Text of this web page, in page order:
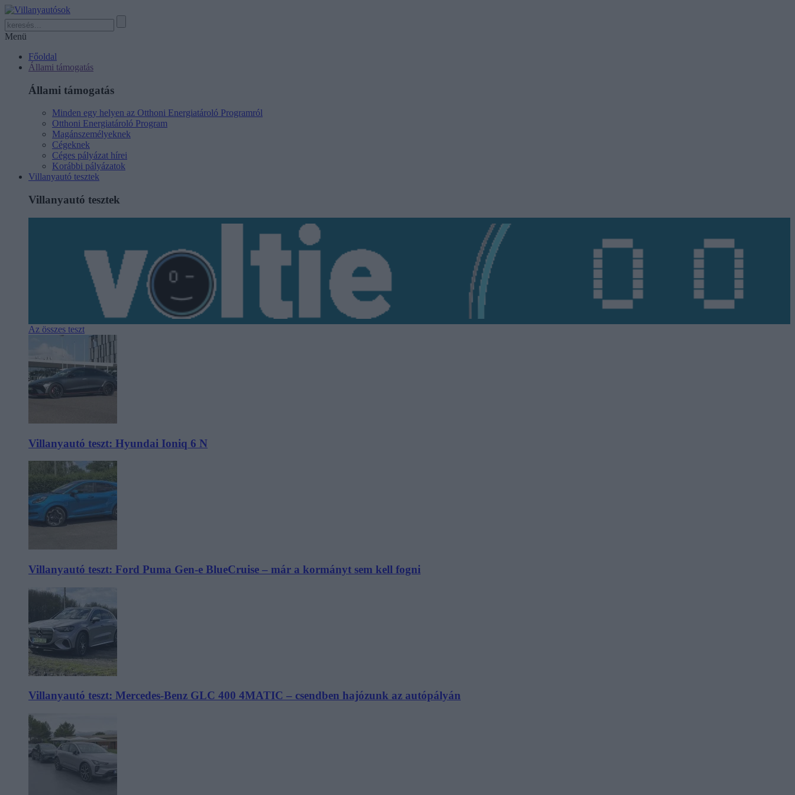
Menü
Főoldal
Állami támogatás
Állami támogatás
Minden egy helyen az Otthoni Energiatároló Programról
Otthoni Energiatároló Program
Magánszemélyeknek
Cégeknek
Céges pályázat hírei
Korábbi pályázatok
Villanyautó tesztek
Villanyautó tesztek
Az összes teszt
Villanyautó teszt: Hyundai Ioniq 6 N
Villanyautó teszt: Ford Puma Gen-e BlueCruise – már a kormányt sem kell fogni
Villanyautó teszt: Mercedes-Benz GLC 400 4MATIC – csendben hajózunk az autópályán